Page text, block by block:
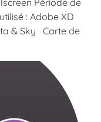
Période de
: Adobe XD
& Sky Carte de